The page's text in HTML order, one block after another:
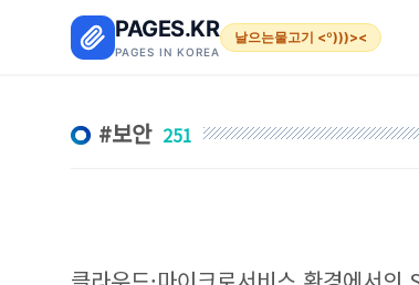
PAGES.KR
PAGES IN KOREA
날으는물고기 <º)))><
보안 251